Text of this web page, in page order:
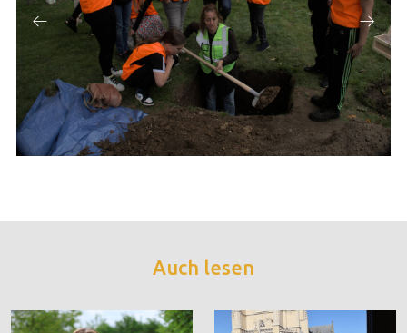
Auch lesen